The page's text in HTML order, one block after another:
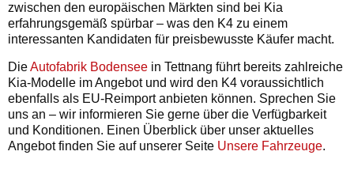
zwischen den europäischen Märkten sind bei Kia
erfahrungsgemäß spürbar – was den K4 zu einem
interessanten Kandidaten für preisbewusste Käufer macht.
DieAutofabrik Bodensee in Tettnang führt bereits zahlreiche
Kia-Modelle im Angebot und wird den K4 voraussichtlich
ebenfalls als EU-Reimport anbieten können. Sprechen Sie
uns an – wir informieren Sie gerne über die Verfügbarkeit
und Konditionen. Einen Überblick über unser aktuelles
Angebot finden Sie auf unserer Seite Unsere Fahrzeuge.